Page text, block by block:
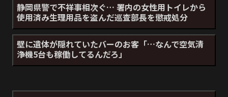
静岡県警で不祥事相次ぐ… 署内の女性用トイレから
使用済み生理用品を盗んだ巡査部長を懲戒処分
壁に遺体が隠れていたバーのお客「…なんで空気清
浄機5台も稼働してるんだろ」